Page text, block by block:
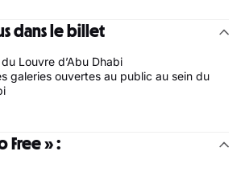
dans le billet
Louvre d’Abu Dhabi
galeries ouvertes au public au sein du
Free » :